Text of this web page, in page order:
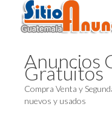
Anuncios
Gratuitos
Compra Venta y
nuevos y usados